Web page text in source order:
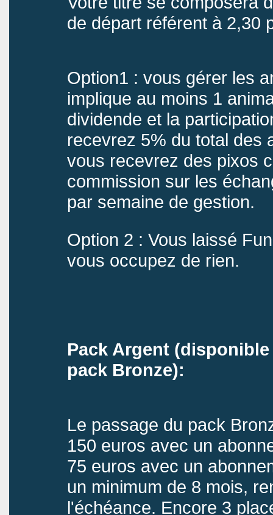
de départ référent à 2,30
Option1 : vous gérer les
implique au moins 1
dividende et la
recevrez 5% du total des
vous recevrez des pixos
commission sur les
par semaine de gestion.
Option 2 : Vous laissé
vous occupez de rien.
Pack Argent
pack Bronze):
Le passage du pack
150 euros avec un
75 euros avec un
un minimum de 8 mois,
l'échéance. Encore 3